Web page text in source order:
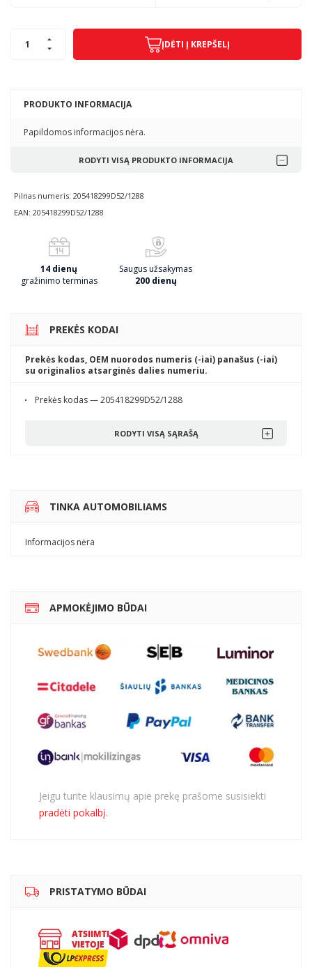
PRODUKTO INFORMACIJA
Papildomos informacijos nėra.
RODYTI VISĄ PRODUKTO INFORMACIJA
Pilnas numeris: 205418299D52/1288
EAN: 205418299D52/1288
14 dienų
gražinimo terminas
Saugus užsakymas
200 dienų
ĮDĖTI Į KREPŠELĮ
PREKĖS KODAI
Prekės kodas, OEM nuorodos numeris (-iai) panašus (-iai)
su originalios atsarginės dalies numeriu.
Prekės kodas — 205418299D52/1288
RODYTI VISĄ SĄRAŠĄ
TINKA AUTOMOBILIAMS
Informacijos nėra
APMOKĖJIMO BŪDAI
Jeigu turite klausimų apie prekę prašome susisiekti
pradėti pokalbį.
PRISTATYMO BŪDAI